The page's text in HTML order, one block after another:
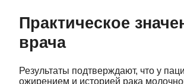
Практическое
врача
Результаты подтверждают, что у
ожирением и историей рака